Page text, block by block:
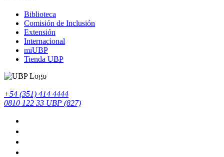
Biblioteca
Comisión de Inclusión
Extensión
Internacional
miUBP
Tienda UBP
+54 (351) 414 4444
0810 122 33 UBP (827)